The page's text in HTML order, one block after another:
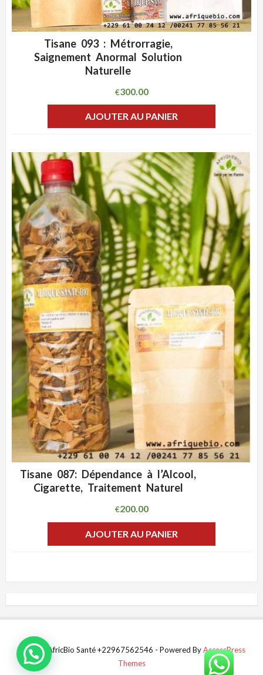
ADD WISHLIST
Tisane 093 : Métrorragie,
Saignement Anormal Solution
Naturelle
€300.00
AJOUTER AU PANIER
CLIQUEZ POUR VOIR
ADD WISHLIST
Tisane 087: Dépendance à l’Alcool,
Cigarette, Traitement Naturel
€200.00
AJOUTER AU PANIER
© 2021 AfricBio Santé +22967562546 - Powered ByAccessPress
Themes